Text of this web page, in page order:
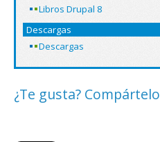
Libros Drupal 8
Descargas
Descargas
¿Te gusta? Compártelo